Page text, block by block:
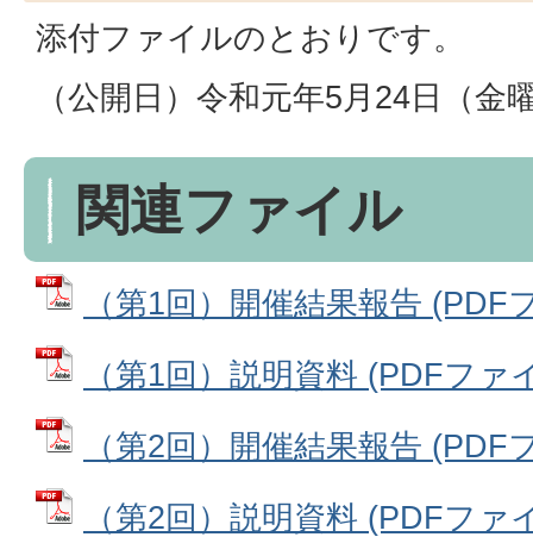
添付ファイルのとおりです。
（公開日）令和元年5月24日（金
関連ファイル
（第1回）開催結果報告 (PDF
（第1回）説明資料 (PDFファ
（第2回）開催結果報告 (PDF
（第2回）説明資料 (PDFファ